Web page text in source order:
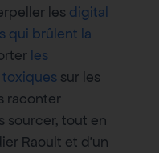
les digital
qui brûlent la
les
toxiques sur les
raconter
sourcer, tout en
Raoult et d’un